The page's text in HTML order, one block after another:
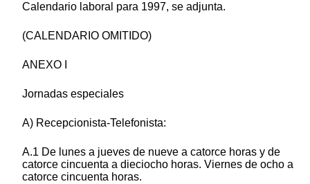
Calendario laboral para 1997, se adjunta.
(CALENDARIO OMITIDO)
ANEXO I
Jornadas especiales
A) Recepcionista-Telefonista:
A.1 De lunes a jueves de nueve a catorce horas y de
catorce cincuenta a dieciocho horas. Viernes de ocho a
catorce cincuenta horas.